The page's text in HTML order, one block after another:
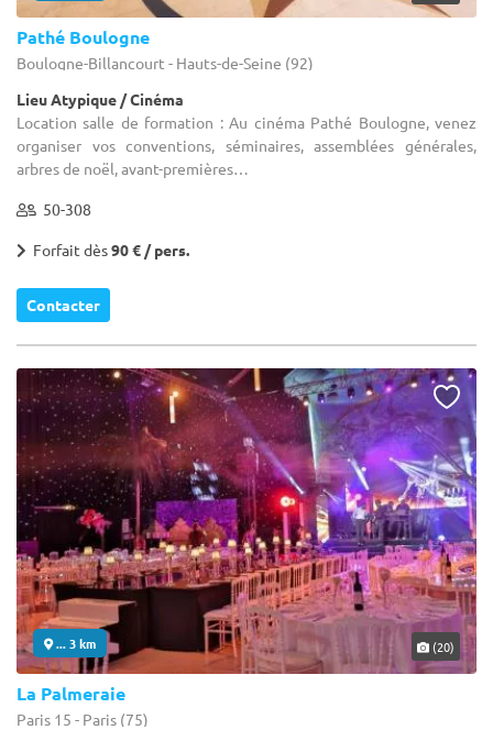
Pathé Boulogne
Boulogne-Billancourt - Hauts-de-Seine (92)
Lieu Atypique / Cinéma
Location salle de formation : Au cinéma Pathé Boulogne, venez
organiser vos conventions, séminaires, assemblées générales,
arbres de noël, avant-premières…
50-308
Forfait dès90 € / pers.
Contacter
... 3 km (20)
La Palmeraie
Paris 15 - Paris (75)